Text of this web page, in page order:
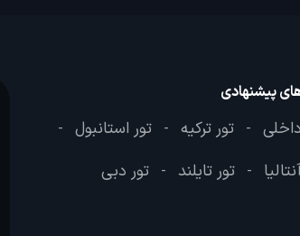
پیشنهادی
- تور ترکیه - تور استانبول -
- تور تایلند - تور دبی